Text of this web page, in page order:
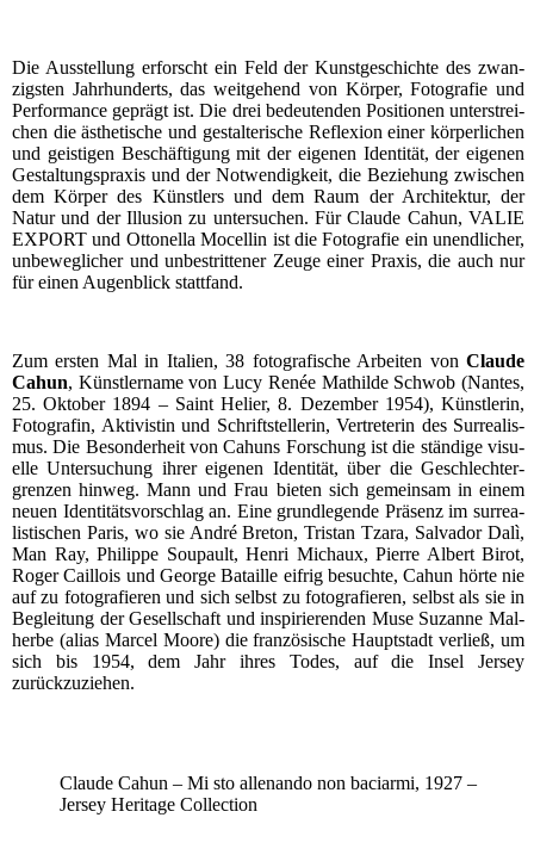
Die Aus­stel­lung erforscht ein Feld der Kunst­ge­schich­te des zwan­
zigs­ten Jahr­hun­derts, das weit­ge­hend von Kör­per, Foto­gra­fie und
Per­for­mance geprägt ist. Die drei bedeu­ten­den Posi­tio­nen unter­strei­
chen die ästhe­ti­sche und gestal­te­ri­sche Refle­xi­on einer kör­per­li­chen
und geis­ti­gen Beschäf­ti­gung mit der eige­nen Iden­ti­tät, der eige­nen
Gestal­tungs­pra­xis und der Not­wen­dig­keit, die Bezie­hung zwi­schen
dem Kör­per des Künst­lers und dem Raum der Archi­tek­tur, der
Natur und der Illu­si­on zu unter­su­chen. Für Clau­de Cahun, VALIE
EXPORT und Otto­nella Mocel­lin ist die Foto­gra­fie ein unend­li­cher,
unbe­weg­li­cher und unbe­strit­te­ner Zeu­ge einer Pra­xis, die auch nur
für einen Augen­blick stattfand.
Zum ers­ten Mal in Ita­li­en, 38 foto­gra­fi­sche Arbei­ten von Clau­de
Cahun, Künst­ler­na­me von Lucy Renée Mat­hil­de Schwob (Nan­tes,
25. Okto­ber 1894 – Saint Helier, 8. Dezem­ber 1954), Künst­le­rin,
Foto­gra­fin, Akti­vis­tin und Schrift­stel­le­rin, Ver­tre­te­rin des Sur­rea­lis­
mus. Die Beson­der­heit von Cahuns For­schung ist die stän­di­ge visu­
el­le Unter­su­chung ihrer eige­nen Iden­ti­tät, über die Geschlech­ter­
gren­zen hin­weg. Mann und Frau bie­ten sich gemein­sam in einem
neu­en Iden­ti­täts­vor­schlag an. Eine grund­le­gen­de Prä­senz im sur­rea­
lis­ti­schen Paris, wo sie André Bre­ton, Tris­tan Tzara, Sal­va­dor Dalì,
Man Ray, Phil­ip­pe Sou­pault, Hen­ri Mich­aux, Pierre Albert Birot,
Roger Cail­lois und Geor­ge Batail­le eif­rig besuch­te, Cahun hör­te nie
auf zu foto­gra­fie­ren und sich selbst zu foto­gra­fie­ren, selbst als sie in
Beglei­tung der Gesell­schaft und inspi­rie­ren­den Muse Suzan­ne Mal­
her­be (ali­as Mar­cel Moo­re) die fran­zö­si­sche Haupt­stadt ver­ließ, um
sich bis 1954, dem Jahr ihres Todes, auf die Insel Jer­sey
zurückzuziehen.
Clau­de Cahun – Mi sto allen­an­do non baciar­mi, 1927 –
Jer­sey Heri­ta­ge Collection